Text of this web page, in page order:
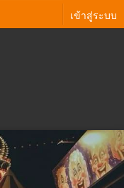
เข้าสู่ระบบ